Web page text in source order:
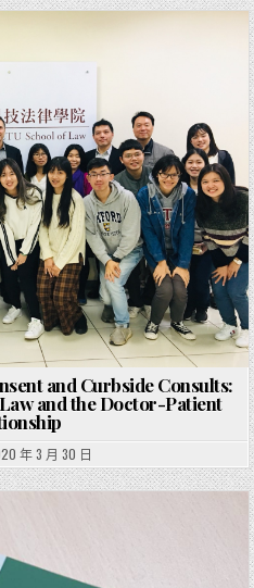
in
and Curbside Consults:
and the Doctor-Patient
年 3 月 30 日